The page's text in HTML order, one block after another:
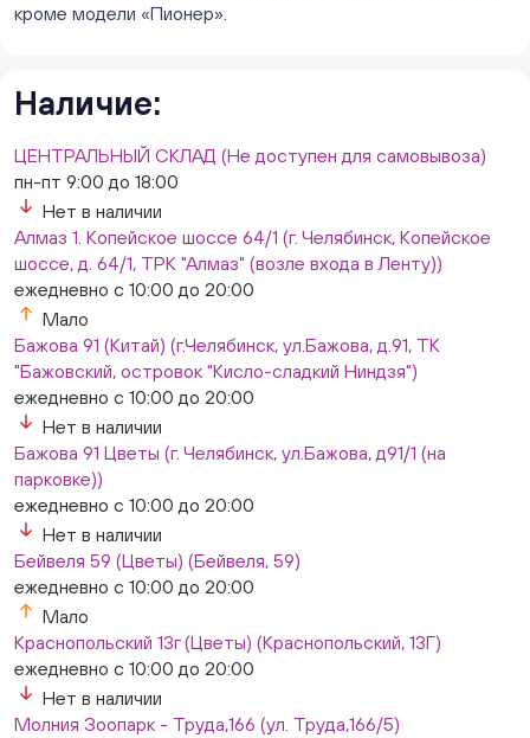
ежедневно с 10:00 до 20:00
8/1, ТЦ "Слава")
ежедневно с 10:00 до 20:00
Мало
Слон. Миасс, Автозаводцев (ТК Слон, г. Миасс)
В наличии
Сталеваров 5(ЦВЕТЫ) (г. Челябинск, ул. Сталеваров
5/3)
ежедневно с 10:00 до 20:00
Нет в наличии
кроме модели «Пионер».
Наличие:
ЦЕНТРАЛЬНЫЙ СКЛАД (Не доступен для самовывоза)
пн-пт 9:00 до 18:00
Нет в наличии
Алмаз 1. Копейское шоссе 64/1 (г. Челябинск, Копейское
шоссе, д. 64/1, ТРК "Алмаз" (возле входа в Ленту))
ежедневно с 10:00 до 20:00
Мало
Бажова 91 (Китай) (г.Челябинск, ул.Бажова, д.91, ТК
"Бажовский, островок "Кисло-сладкий Ниндзя")
ежедневно с 10:00 до 20:00
Нет в наличии
Бажова 91 Цветы (г. Челябинск, ул.Бажова, д91/1 (на
парковке))
ежедневно с 10:00 до 20:00
Нет в наличии
Бейвеля 59 (Цветы) (Бейвеля, 59)
ежедневно с 10:00 до 20:00
Мало
Краснопольский 13г (Цветы) (Краснопольский, 13Г)
ежедневно с 10:00 до 20:00
Нет в наличии
Молния Зоопарк - Труда,166 (ул. Труда,166/5)